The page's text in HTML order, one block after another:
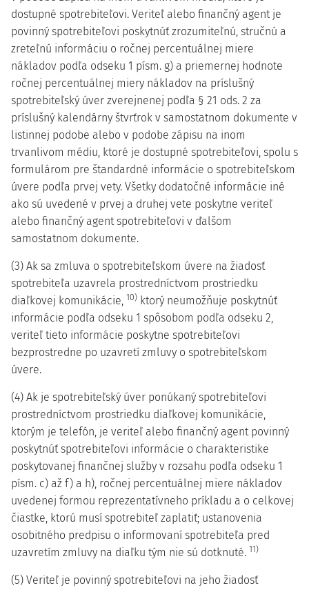
dostupné spotrebiteľovi. Veriteľ alebo finančný agent je
povinný spotrebiteľovi poskytnúť zrozumiteľnú, stručnú a
zreteľnú informáciu o ročnej percentuálnej miere
nákladov podľa odseku 1 písm. g) a priemernej hodnote
ročnej percentuálnej miery nákladov na príslušný
spotrebiteľský úver zverejnenej podľa § 21 ods. 2 za
príslušný kalendárny štvrťrok v samostatnom dokumente v
listinnej podobe alebo v podobe zápisu na inom
trvanlivom médiu, ktoré je dostupné spotrebiteľovi, spolu s
formulárom pre štandardné informácie o spotrebiteľskom
úvere podľa prvej vety. Všetky dodatočné informácie iné
ako sú uvedené v prvej a druhej vete poskytne veriteľ
alebo finančný agent spotrebiteľovi v ďalšom
samostatnom dokumente.
(3) Ak sa zmluva o spotrebiteľskom úvere na žiadosť
spotrebiteľa uzavrela prostredníctvom prostriedku
diaľkovej komunikácie, 10) ktorý neumožňuje poskytnúť
informácie podľa odseku 1 spôsobom podľa odseku 2,
veriteľ tieto informácie poskytne spotrebiteľovi
bezprostredne po uzavretí zmluvy o spotrebiteľskom
úvere.
(4) Ak je spotrebiteľský úver ponúkaný spotrebiteľovi
prostredníctvom prostriedku diaľkovej komunikácie,
ktorým je telefón, je veriteľ alebo finančný agent povinný
poskytnúť spotrebiteľovi informácie o charakteristike
poskytovanej finančnej služby v rozsahu podľa odseku 1
písm. c) až f) a h), ročnej percentuálnej miere nákladov
uvedenej formou reprezentatívneho príkladu a o celkovej
čiastke, ktorú musí spotrebiteľ zaplatiť; ustanovenia
osobitného predpisu o informovaní spotrebiteľa pred
uzavretím zmluvy na diaľku tým nie sú dotknuté. 11)
(5) Veriteľ je povinný spotrebiteľovi na jeho žiadosť